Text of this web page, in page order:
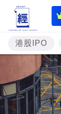
港股IPO